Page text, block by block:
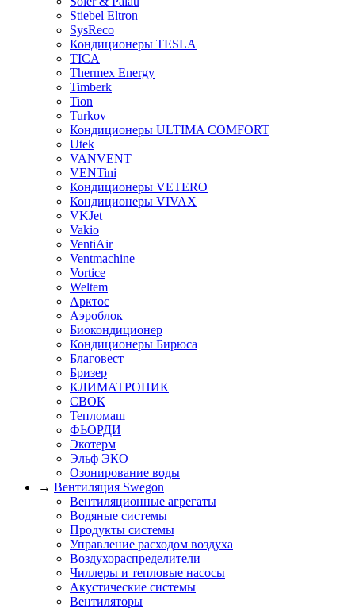
Stiebel Eltron
SysReco
Кондиционеры TESLA
TICA
Thermex Energy
Timberk
Tion
Turkov
Кондиционеры ULTIMA COMFORT
Utek
VANVENT
VENTini
Кондиционеры VETERO
Кондиционеры VIVAX
VKJet
Vakio
VentiAir
Ventmachine
Vortice
Weltem
Арктос
Аэроблок
Биокондиционер
Кондиционеры Бирюса
Благовест
Бризер
КЛИМАТРОНИК
СВОК
Тепломаш
ФЬОРДИ
Экотерм
Эльф ЭКО
Озонирование воды
→ Вентиляция Swegon
Вентиляционные агрегаты
Водяные системы
Продукты системы
Управление расходом воздуха
Воздухораспределители
Чиллеры и тепловые насосы
Акустические системы
Вентиляторы